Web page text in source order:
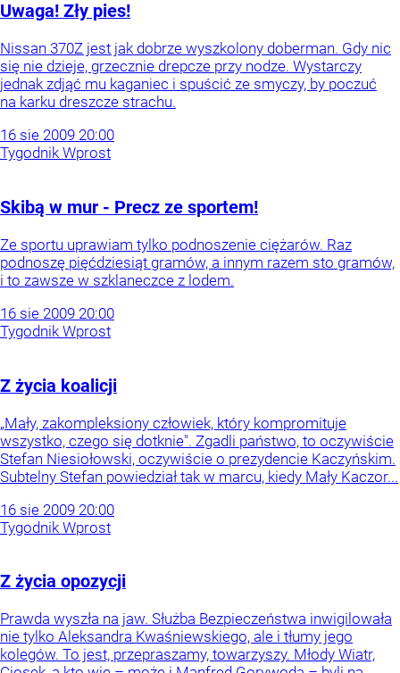
Uwaga! Zły pies!
Nissan 370Z jest jak dobrze wyszkolony doberman. Gdy nic
się nie dzieje, grzecznie drepcze przy nodze. Wystarczy
jednak zdjąć mu kaganiec i spuścić ze smyczy, by poczuć
na karku dreszcze strachu.
16 sie 2009 20:00
Tygodnik Wprost
Skibą w mur - Precz ze sportem!
Ze sportu uprawiam tylko podnoszenie ciężarów. Raz
podnoszę pięćdziesiąt gramów, a innym razem sto gramów,
i to zawsze w szklaneczce z lodem.
16 sie 2009 20:00
Tygodnik Wprost
Z życia koalicji
„Mały, zakompleksiony człowiek, który kompromituje
wszystko, czego się dotknie". Zgadli państwo, to oczywiście
Stefan Niesiołowski, oczywiście o prezydencie Kaczyńskim.
Subtelny Stefan powiedział tak w marcu, kiedy Mały Kaczor...
16 sie 2009 20:00
Tygodnik Wprost
Z życia opozycji
Prawda wyszła na jaw. Służba Bezpieczeństwa inwigilowała
nie tylko Aleksandra Kwaśniewskiego, ale i tłumy jego
kolegów. To jest, przepraszamy, towarzyszy. Młody Wiatr,